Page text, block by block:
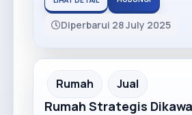
Diperbarui 28 July 2025
Recommended
Rumah Jual
Rumah Strategis